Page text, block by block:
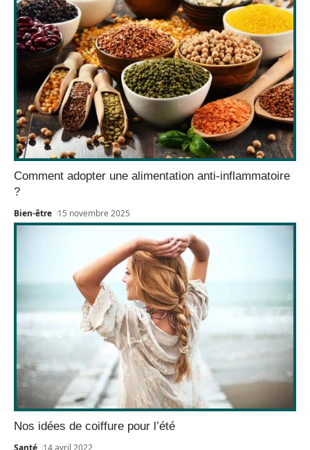
Comment adopter une alimentation anti-inflammatoire
?
Bien-être 15 novembre 2025
Nos idées de coiffure pour l’été
Santé 14 avril 2022